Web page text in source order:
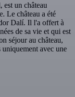
est un château
Le château a été
Dalí. Il l'a offert à
de sa vie et qui est
séjour au château,
avec une